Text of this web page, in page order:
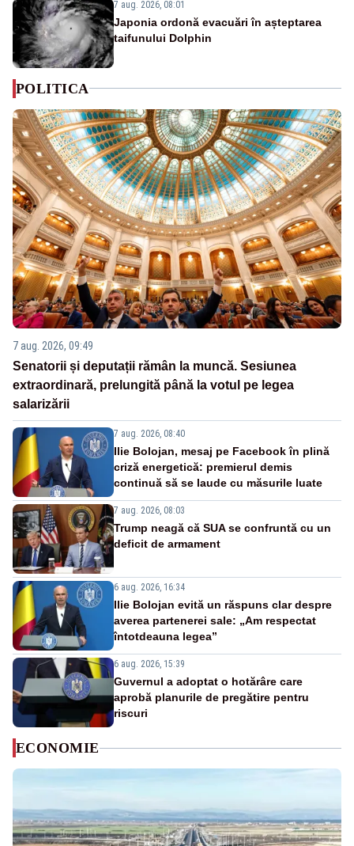
7 aug. 2026, 08:01
Japonia ordonă evacuări în așteptarea
taifunului Dolphin
POLITICA
7 aug. 2026, 09:49
Senatorii și deputații rămân la muncă. Sesiunea
extraordinară, prelungită până la votul pe legea
salarizării
7 aug. 2026, 08:40
Ilie Bolojan, mesaj pe Facebook în plină
criză energetică: premierul demis
continuă să se laude cu măsurile luate
7 aug. 2026, 08:03
Trump neagă că SUA se confruntă cu un
deficit de armament
6 aug. 2026, 16:34
Ilie Bolojan evită un răspuns clar despre
averea partenerei sale: „Am respectat
întotdeauna legea”
6 aug. 2026, 15:39
Guvernul a adoptat o hotărâre care
aprobă planurile de pregătire pentru
riscuri
ECONOMIE